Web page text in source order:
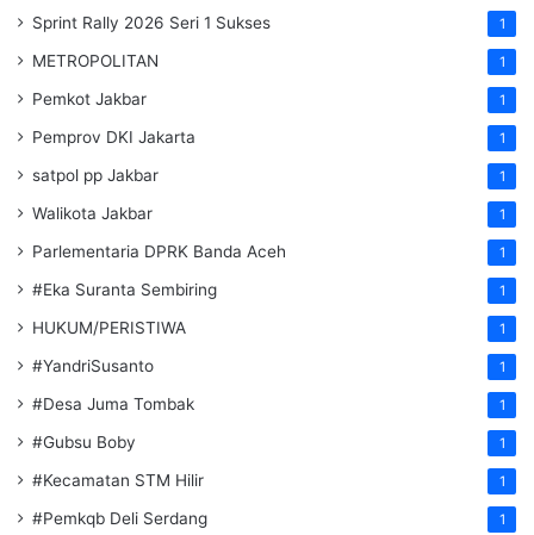
Sprint Rally 2026 Seri 1 Sukses 1
METROPOLITAN 1
Pemkot Jakbar 1
Pemprov DKI Jakarta 1
satpol pp Jakbar 1
Walikota Jakbar 1
Parlementaria DPRK Banda Aceh 1
#Eka Suranta Sembiring 1
HUKUM/PERISTIWA 1
#YandriSusanto 1
#Desa Juma Tombak 1
#Gubsu Boby 1
#Kecamatan STM Hilir 1
#Pemkqb Deli Serdang 1